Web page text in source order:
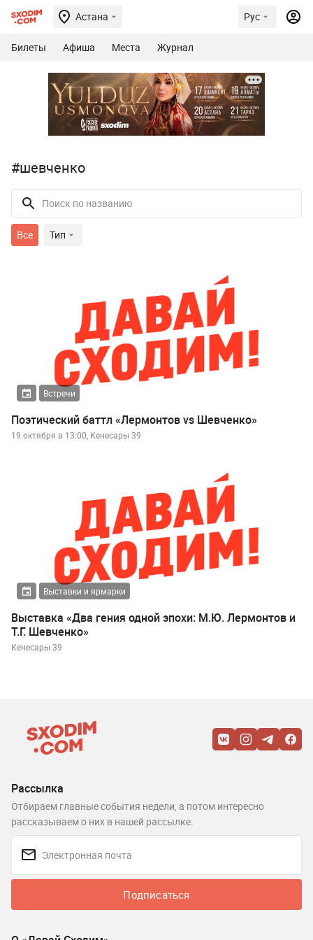
Астана Рус
Билеты Афиша Места Журнал
#шевченко
Все Тип
Встречи
Поэтический баттл «Лермонтов vs Шевченко»
19 октября в 13:00, Кенесары 39
Выставки и ярмарки
Выставка «Два гения одной эпохи: М.Ю. Лермонтов и
Т.Г. Шевченко»
Кенесары 39
Рассылка
Отбираем главные события недели, а потом интересно
рассказываем о них в нашей рассылке.
Подписаться